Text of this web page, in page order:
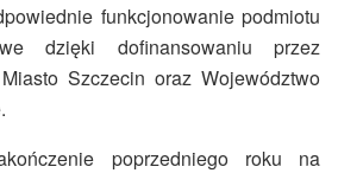
funkcjonowanie podmiotu
dzięki dofinansowaniu przez
Szczecin oraz Województwo
poprzedniego roku na